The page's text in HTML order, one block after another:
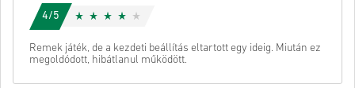
4/5
Remek játék, de a kezdeti beállítás eltartott egy ideig. Miután ez
megoldódott, hibátlanul működött.